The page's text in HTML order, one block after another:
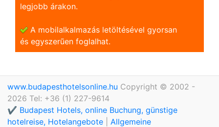
legjobb árakon.
A mobilalkalmazás letöltésével gyorsan
és egyszerũen foglalhat.
www.budapesthotelsonline.hu Copyright © 2002 -
2026 Tel: +36 (1) 227-9614
✔️ Budapest Hotels, online Buchung, günstige
hotelreise, Hotelangebote
Allgemeine